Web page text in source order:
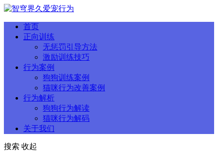
首页
正向训练
无惩罚引导方法
激励训练技巧
行为案例
狗狗训练案例
猫咪行为改善案例
行为解析
狗狗行为解读
猫咪行为解码
关于我们
搜索 收起